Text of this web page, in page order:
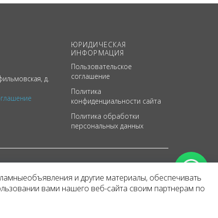
д.
ЮРИДИЧЕСКАЯ
ИНФОРМАЦИЯ
Пользовательское
соглашение
Политика
конфиденциальности сайта
Политика обработки
персональных данных
и другие материалы, обеспечивать
вами нашего веб-сайта своим партнерам по